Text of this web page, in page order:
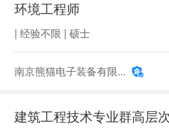
环境工程师
| 经验不限 | 硕士
南京熊猫电子装备有限...